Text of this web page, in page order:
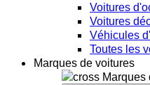
Voitures
Voitures
Véhicules
Toutes les
Marques de voitures
Marques